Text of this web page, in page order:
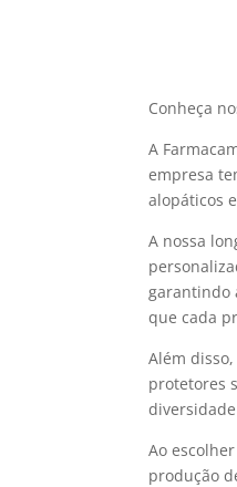
Conheça
A
empresa
alopáticos
A nossa
garantindo
que cada
Além
protetores
Ao
produção